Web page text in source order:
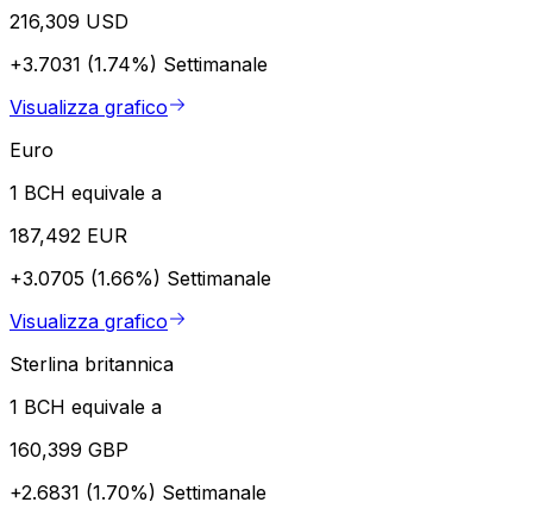
216,309 USD
+3.7031 (1.74%) Settimanale
Visualizza grafico
Euro
1 BCH equivale a
187,492 EUR
+3.0705 (1.66%) Settimanale
Visualizza grafico
Sterlina britannica
1 BCH equivale a
160,399 GBP
+2.6831 (1.70%) Settimanale